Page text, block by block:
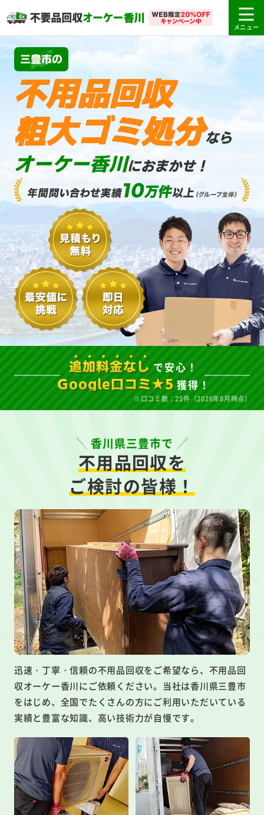
三豊市の
不用品回収
粗大ゴミ処分なら
オーケー香川におまかせ！
追加料金なし で安心！
Google口コミ★5 獲得！
※口コミ数：25件（2026年8月時点）
香川県三豊市で
不用品回収を
ご検討の皆様！
迅速・丁寧・信頼の不用品回収をご希望なら、不用品回
収オーケー香川にご依頼ください。当社は香川県三豊市
をはじめ、全国でたくさんの方にご利用いただいている
実績と豊富な知識、高い技術力が自慢です。